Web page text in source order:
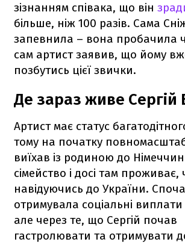
зізнанням співака, що він
більше, ніж 100 разів. Сама
запевнила – вона пробачила
сам артист заявив, що йому
позбутись цієї звички.
Де зараз живе Сергій
Артист має статус
тому на початку
виїхав із родиною до
сімейство і досі там проживає,
навідуючись до України.
отримувала соціальні виплати
але через те, що Сергій почав
гастролювати та отримувати